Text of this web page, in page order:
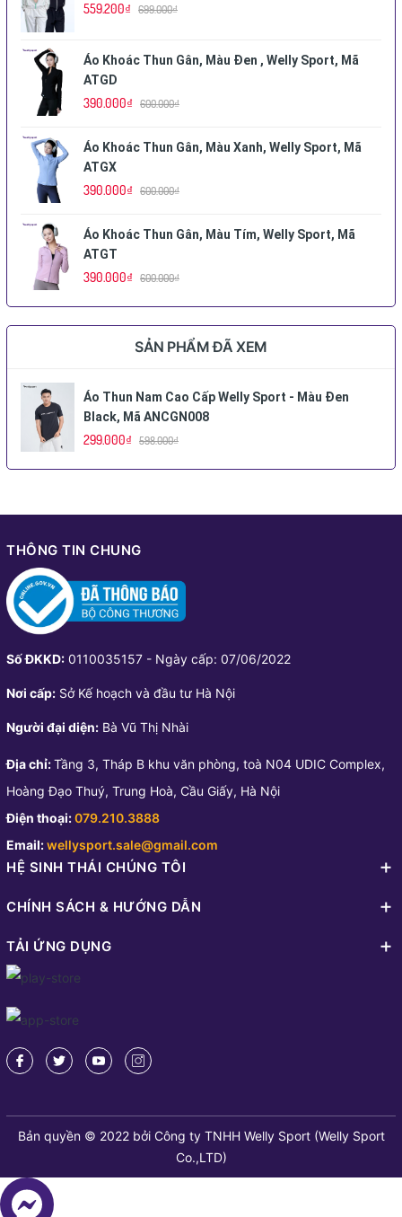
559.200₫ 699.000₫
Áo Khoác Thun Gân, Màu Đen , Welly Sport, Mã
ATGD
390.000₫ 600.000₫
Áo Khoác Thun Gân, Màu Xanh, Welly Sport, Mã
ATGX
390.000₫ 600.000₫
Áo Khoác Thun Gân, Màu Tím, Welly Sport, Mã
ATGT
390.000₫ 600.000₫
SẢN PHẨM ĐÃ XEM
Áo Thun Nam Cao Cấp Welly Sport - Màu Đen
Black, Mã ANCGN008
299.000₫ 598.000₫
THÔNG TIN CHUNG
Số ĐKKD: 0110035157 - Ngày cấp: 07/06/2022
Nơi cấp: Sở Kế hoạch và đầu tư Hà Nội
Người đại diện: Bà Vũ Thị Nhài
Địa chỉ:Tầng 3, Tháp B khu văn phòng, toà N04 UDIC Complex,
Hoàng Đạo Thuý, Trung Hoà, Cầu Giấy, Hà Nội
Điện thoại:079.210.3888
Email:wellysport.sale@gmail.com
HỆ SINH THÁI CHÚNG TÔI
CHÍNH SÁCH & HƯỚNG DẪN
TẢI ỨNG DỤNG
Bản quyền © 2022 bởi Công ty TNHH Welly Sport (Welly Sport
Co.,LTD)